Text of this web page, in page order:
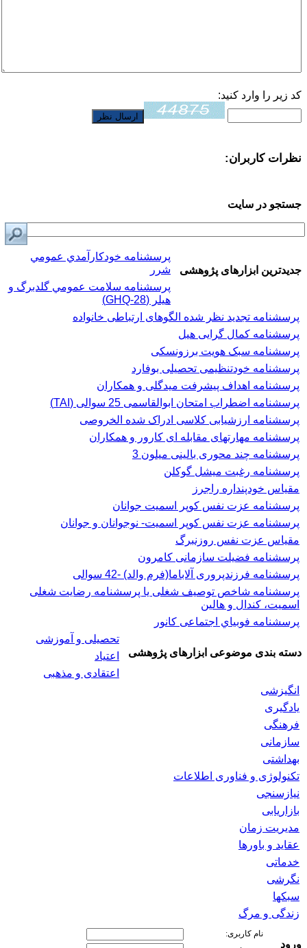
کد زیر را وارد کنید:
نظرات کاربران:
جستجو در سایت
جدیدترین ابزارهای پژوهشی
پرسشنامه خودكارآمدي عمومي
شرر
پرسشنامه سلامت عمومي گلدبرگ و
هیلر (GHQ-28)
پرسشنامه تجدید نظر شده الگوهای ارتباطی خانواده
پرسشنامه کمال گرایی هیل
پرسشنامه سبک هویت برزونسکی
پرسشنامه خودتنظیمی تحصیلی بوفارد
پرسشنامه اهداف پیشرفت میدگلی و همکاران
پرسشنامه اضطراب امتحان ابوالقاسمی 25 سوالی (TAI)
پرسشنامه ارزشیابی کلاسی ادراک شده الخروصی
پرسشنامه مهارتهای مقابله ای کارور و همکاران
پرسشنامه چند محوری بالینی میلون 3
پرسشنامه رغبت ميشل گوكلن
مقیاس خودپنداره راجرز
پرسشنامه عزت نفس كوپر اسميت جوانان
پرسشنامه عزت نفس کوپر اسمیت- نوجوانان و جوانان
مقیاس عزت نفس روزنبرگ
پرسشنامه فضیلت سازمانی کامرون
پرسشنامه فرزندپروری آلاباما(فرم والد) -42 سوالی
پرسشنامه شاخص توصیف شغلی یا پرسشنامه رضایت شغلی
اسميت، كندال و هالين
پرسشنامه فوبياي اجتماعی کانور
دسته بندی موضوعی ابزارهای پژوهشی
تحصیلی و آموزشی
اعتیاد
اعتقادی و مذهبی
انگیزشی
یادگیری
فرهنگی
سازمانی
بهداشتی
تکنولوژی و فناوری اطلاعات
نیازسنجی
بازاریابی
مدیریت زمان
عقاید و باورها
خدماتی
نگرشی
سبکها
زندگی و مرگ
ورود
نام کاربری: